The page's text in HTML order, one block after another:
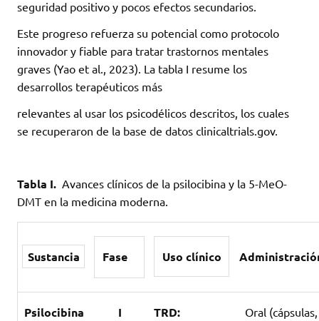
seguridad positivo y pocos efectos secundarios.
Este progreso refuerza su potencial como protocolo
innovador y fiable para tratar trastornos mentales
graves (Yao et al., 2023). La tabla I resume los
desarrollos terapéuticos más
relevantes al usar los psicodélicos descritos, los cuales
se recuperaron de la base de datos clinicaltrials.gov.
Tabla I. Avances clínicos de la psilocibina y la 5-MeO-
DMT en la medicina moderna.
Sustancia Fase Uso clínico
Psilocibina
I
TRD:
Oral (cápsulas,